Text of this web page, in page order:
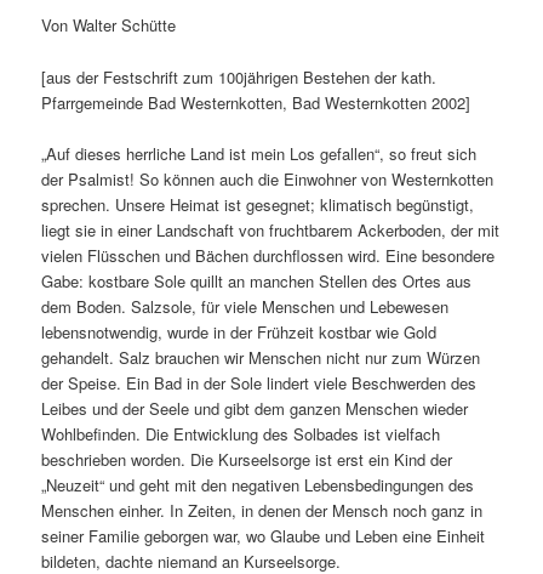
Von Walter Schütte
[aus der Festschrift zum 100jährigen Bestehen der kath.
Pfarrgemeinde Bad Westernkotten, Bad Westernkotten 2002]
„Auf dieses herrliche Land ist mein Los gefallen“, so freut sich
der Psalmist! So können auch die Einwohner von Westernkotten
sprechen. Unsere Heimat ist gesegnet; klimatisch begünstigt,
liegt sie in einer Landschaft von fruchtbarem Ackerboden, der mit
vielen Flüsschen und Bächen durchflossen wird. Eine besondere
Gabe: kostbare Sole quillt an manchen Stellen des Ortes aus
dem Boden. Salzsole, für viele Menschen und Lebewesen
lebensnotwendig, wurde in der Frühzeit kostbar wie Gold
gehandelt. Salz brauchen wir Menschen nicht nur zum Würzen
der Speise. Ein Bad in der Sole lindert viele Beschwerden des
Leibes und der Seele und gibt dem ganzen Menschen wieder
Wohlbefinden. Die Entwicklung des Solbades ist vielfach
beschrieben worden. Die Kurseelsorge ist erst ein Kind der
„Neuzeit“ und geht mit den negativen Lebensbedingungen des
Menschen einher. In Zeiten, in denen der Mensch noch ganz in
seiner Familie geborgen war, wo Glaube und Leben eine Einheit
bildeten, dachte niemand an Kurseelsorge.